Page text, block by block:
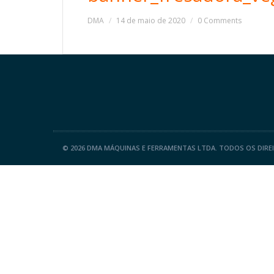
DMA 14 de maio de 2020 0 Comments
© 2026 DMA MÁQUINAS E FERRAMENTAS LTDA. TODOS OS